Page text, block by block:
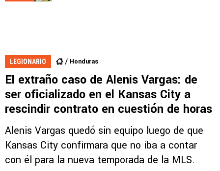
LEGIONARIO Honduras
El extraño caso de Alenis Vargas: de
ser oficializado en el Kansas City a
rescindir contrato en cuestión de horas
Alenis Vargas quedó sin equipo luego de que
Kansas City confirmara que no iba a contar
con él para la nueva temporada de la MLS.